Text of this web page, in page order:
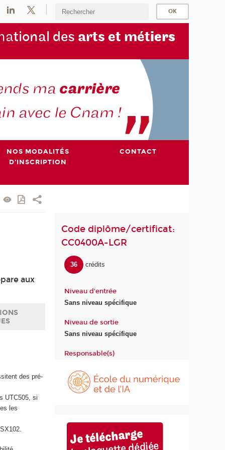
tional des arts et métiers
NOS MODALITÉS
D'INSCRIPTION
CONTACT
aux
des pré-
UTC505, si
les
Code diplôme/certificat:
CC0400A-LGR
36 crédits
Niveau d'entrée
Sans niveau spécifique
Niveau de sortie
Sans niveau spécifique
Responsable(s)